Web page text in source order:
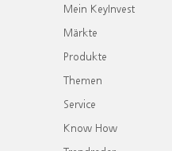
Mein KeyInvest
Märkte
Produkte
Themen
Service
Know How